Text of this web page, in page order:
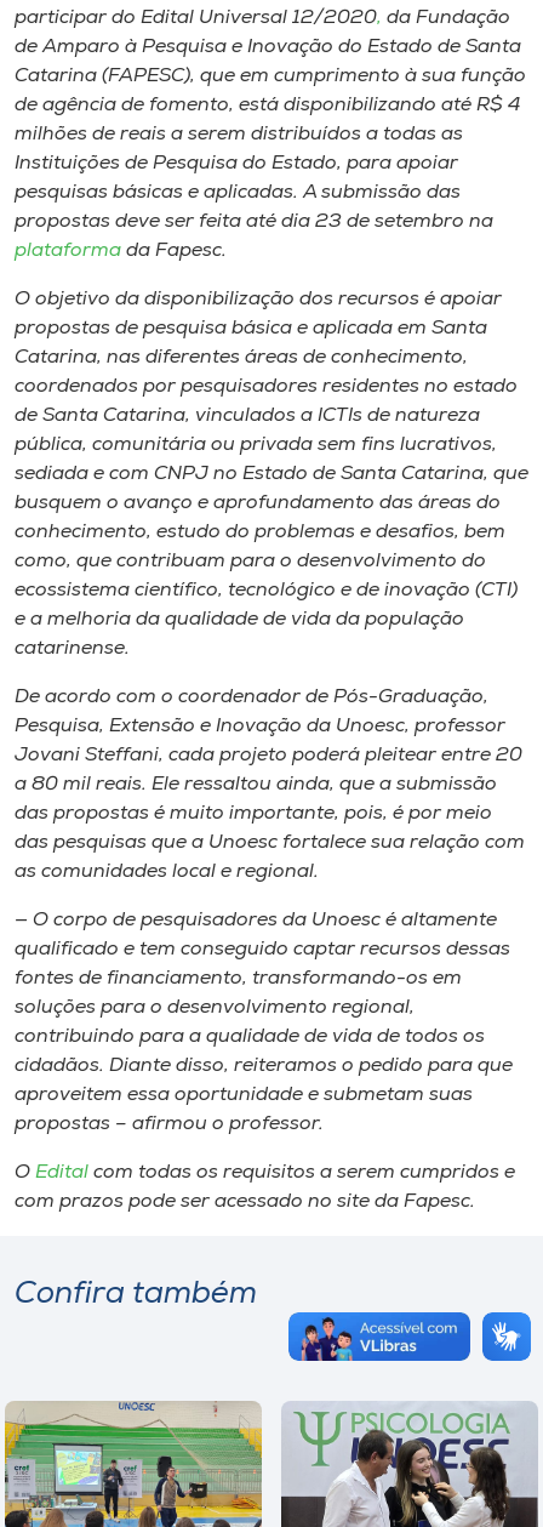
Store
Selecione
A+
participar do Edital Universal 12/2020, da Fundação
de Amparo à Pesquisa e Inovação do Estado de Santa
Catarina (FAPESC), que em cumprimento à sua função
de agência de fomento, está disponibilizando até R$ 4
milhões de reais a serem distribuídos a todas as
Instituições de Pesquisa do Estado, para apoiar
pesquisas básicas e aplicadas. A submissão das
propostas deve ser feita até dia 23 de setembro na
plataforma da Fapesc.
O objetivo da disponibilização dos recursos é apoiar
propostas de pesquisa básica e aplicada em Santa
Catarina, nas diferentes áreas de conhecimento,
coordenados por pesquisadores residentes no estado
de Santa Catarina, vinculados a ICTIs de natureza
pública, comunitária ou privada sem fins lucrativos,
sediada e com CNPJ no Estado de Santa Catarina, que
busquem o avanço e aprofundamento das áreas do
conhecimento, estudo do problemas e desafios, bem
como, que contribuam para o desenvolvimento do
ecossistema científico, tecnológico e de inovação (CTI)
e a melhoria da qualidade de vida da população
catarinense.
De acordo com o coordenador de Pós-Graduação,
Pesquisa, Extensão e Inovação da Unoesc, professor
Jovani Steffani, cada projeto poderá pleitear entre 20
a 80 mil reais. Ele ressaltou ainda, que a submissão
das propostas é muito importante, pois, é por meio
das pesquisas que a Unoesc fortalece sua relação com
as comunidades local e regional.
— O corpo de pesquisadores da Unoesc é altamente
qualificado e tem conseguido captar recursos dessas
fontes de financiamento, transformando-os em
soluções para o desenvolvimento regional,
contribuindo para a qualidade de vida de todos os
cidadãos. Diante disso, reiteramos o pedido para que
aproveitem essa oportunidade e submetam suas
propostas – afirmou o professor.
O Edital com todas os requisitos a serem cumpridos e
com prazos pode ser acessado no site da Fapesc.
Confira também